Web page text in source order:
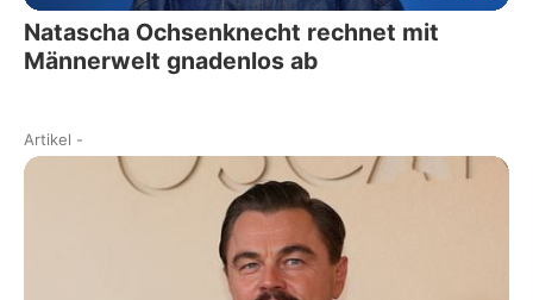
Natascha Ochsenknecht rechnet mit
Männerwelt gnadenlos ab
Artikel -